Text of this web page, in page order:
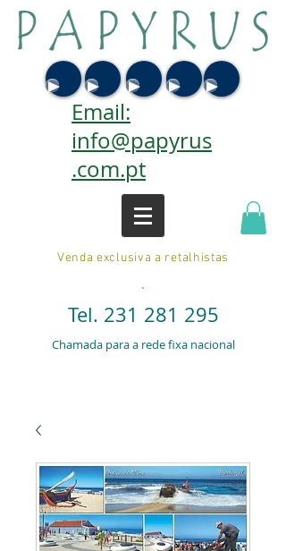
Email:
info@papyrus
.com.pt
Venda exclusiva a retalhistas
.
Tel. 231 281 295
Chamada para a rede fixa nacional